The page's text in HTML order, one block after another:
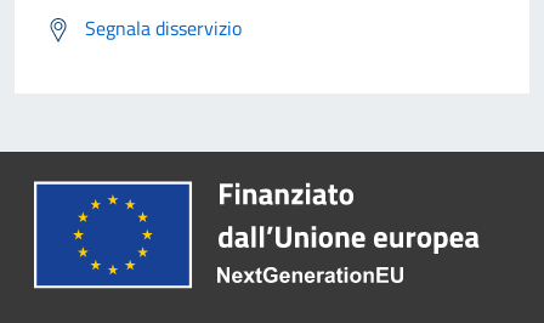
Segnala disservizio